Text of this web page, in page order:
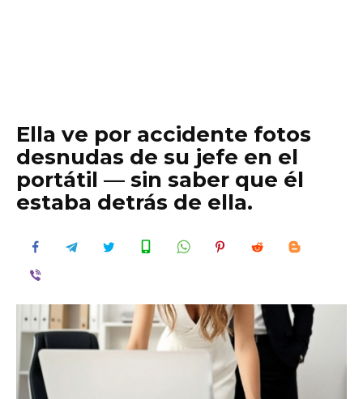
Ella ve por accidente fotos
desnudas de su jefe en el
portátil — sin saber que él
estaba detrás de ella.